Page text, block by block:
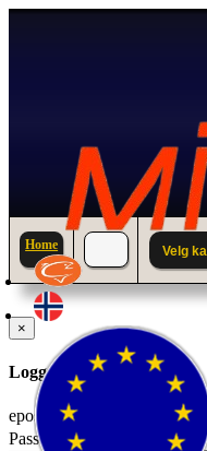
Home Velg
×
Logg inn til din konto.
epostadresse:
Passord: